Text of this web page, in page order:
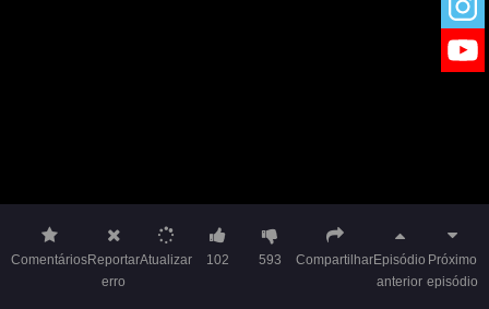
ComentáriosReportar
erro
Atualizar 102 593 CompartilharEpisódio
anterior
Próximo
episódio